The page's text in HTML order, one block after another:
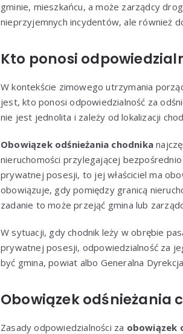
gminie, mieszkańcu, a może zarządcy
nieprzyjemnych incydentów, ale również
Kto ponosi
W kontekście zimowego utrzymania
jest, kto ponosi odpowiedzialność za
nie jest jednolita i zależy od lokalizacji
Obowiązek odśnieżania chodnika
nieruchomości przylegającej
prywatnej posesji, to jej właściciel ma
obowiązuje, gdy pomiędzy granicą
zadanie to może przejąć gmina lub
W sytuacji, gdy chodnik leży w obrębie
prywatnej posesji, odpowiedzialność za
być gmina, powiat albo Generalna
Obowiązek odśnieżania
Zasady odpowiedzialności za obowiązek